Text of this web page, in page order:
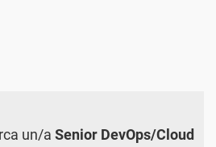
un/a Senior DevOps/Cloud